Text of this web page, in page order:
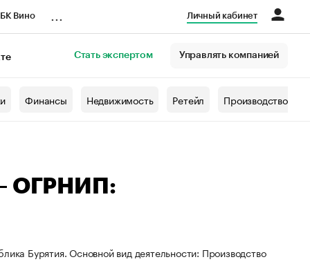
Вино Личный кабинет
Стать экспертом Управлять компанией
Финансы Недвижимость Ретейл Производство
ОГРНИП:
Бурятия. Основной вид деятельности: Производство